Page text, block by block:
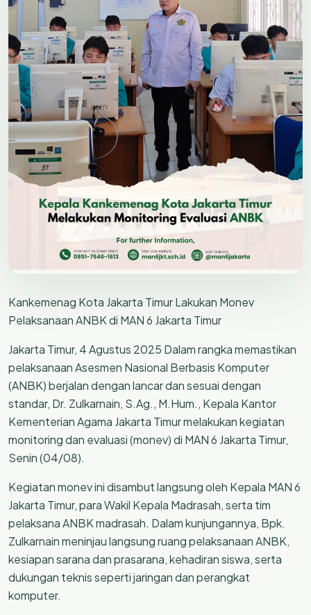
Kankemenag Kota Jakarta Timur Lakukan Monev
Pelaksanaan ANBK di MAN 6 Jakarta Timur
Jakarta Timur, 4 Agustus 2025 Dalam rangka memastikan
pelaksanaan Asesmen Nasional Berbasis Komputer
(ANBK) berjalan dengan lancar dan sesuai dengan
standar, Dr. Zulkarnain, S.Ag., M.Hum., Kepala Kantor
Kementerian Agama Jakarta Timur melakukan kegiatan
monitoring dan evaluasi (monev) di MAN 6 Jakarta Timur,
Senin (04/08).
Kegiatan monev ini disambut langsung oleh Kepala MAN 6
Jakarta Timur, para Wakil Kepala Madrasah, serta tim
pelaksana ANBK madrasah. Dalam kunjungannya, Bpk.
Zulkarnain meninjau langsung ruang pelaksanaan ANBK,
kesiapan sarana dan prasarana, kehadiran siswa, serta
dukungan teknis seperti jaringan dan perangkat
komputer.